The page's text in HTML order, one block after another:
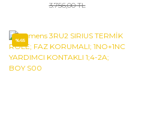
3.756,00 TL
%65